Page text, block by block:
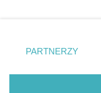
Gliwice
zmienić/wycofać
znajdujący się w
rodzaje
użytkownika, ale
PARTNERZY